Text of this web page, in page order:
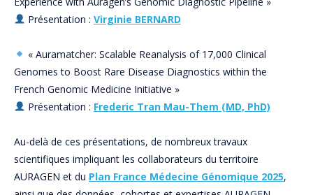
Présentation : Virginie BERNARD
« Auramatcher: Scalable Reanalysis of 17,000 Clinical
Genomes to Boost Rare Disease Diagnostics within the
French Genomic Medicine Initiative »
Présentation : Frederic Tran Mau-Them (MD, PhD)
Au-delà de ces présentations, de nombreux travaux
scientifiques impliquant les collaborateurs du territoire
AURAGEN et du Plan France Médecine Génomique 2025,